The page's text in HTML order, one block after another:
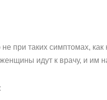
при таких симптомах,
идут к врачу, и им